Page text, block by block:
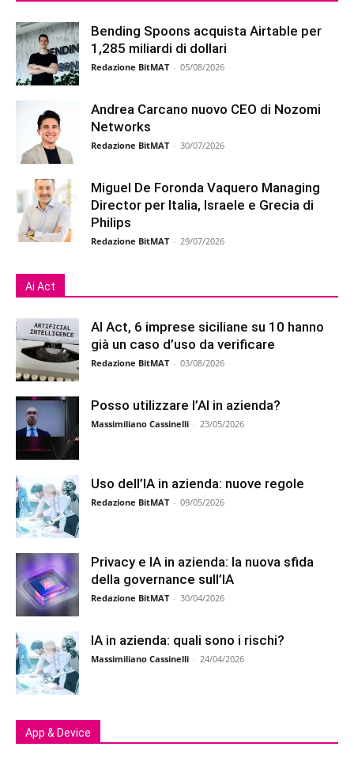
Bending Spoons acquista Airtable per
1,285 miliardi di dollari
Redazione BitMAT - 05/08/2026
Andrea Carcano nuovo CEO di Nozomi
Networks
Redazione BitMAT - 30/07/2026
Miguel De Foronda Vaquero Managing
Director per Italia, Israele e Grecia di
Philips
Redazione BitMAT - 29/07/2026
Ai Act
AI Act, 6 imprese siciliane su 10 hanno
già un caso d’uso da verificare
Redazione BitMAT - 03/08/2026
Posso utilizzare l’AI in azienda?
Massimiliano Cassinelli - 23/05/2026
Uso dell’IA in azienda: nuove regole
Redazione BitMAT - 09/05/2026
Privacy e IA in azienda: la nuova sfida
della governance sull’IA
Redazione BitMAT - 30/04/2026
IA in azienda: quali sono i rischi?
Massimiliano Cassinelli - 24/04/2026
App & Device